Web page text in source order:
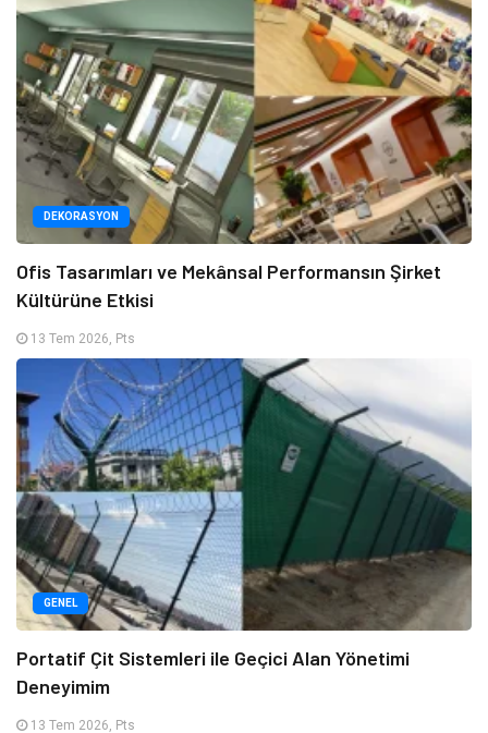
DEKORASYON
Ofis Tasarımları ve Mekânsal Performansın Şirket
Kültürüne Etkisi
13 Tem 2026, Pts
GENEL
Portatif Çit Sistemleri ile Geçici Alan Yönetimi
Deneyimim
13 Tem 2026, Pts